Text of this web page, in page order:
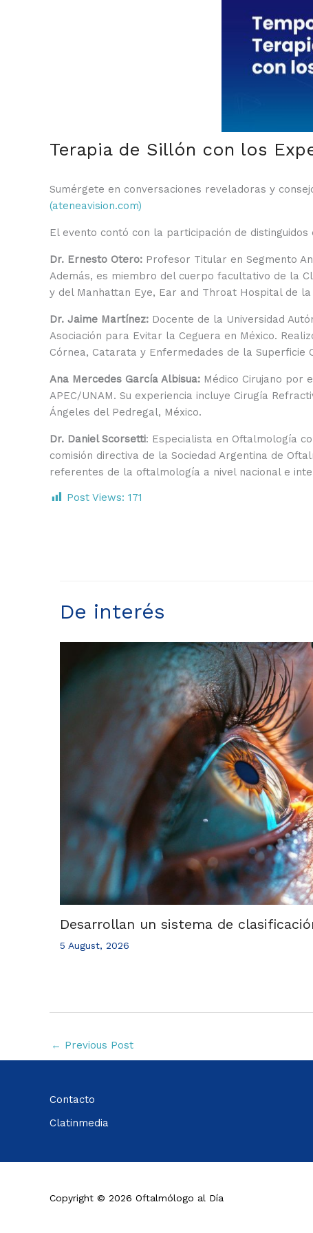
Terapia de Sillón con los
Sumérgete en conversaciones reveladoras y
(ateneavision.com)
El evento contó con la participación de
Dr. Ernesto Otero: Profesor Titular en Segmento
Además, es miembro del cuerpo facultativo de la
y del Manhattan Eye, Ear and Throat Hospital de la
Dr. Jaime Martínez: Docente de la Universidad
Asociación para Evitar la Ceguera en México.
Córnea, Catarata y Enfermedades de la Superficie
Ana Mercedes García Albisua: Médico Cirujano por
APEC/UNAM. Su experiencia incluye Cirugía
Ángeles del Pedregal, México.
Dr. Daniel Scorsetti: Especialista en Oftalmología
comisión directiva de la Sociedad Argentina de
referentes de la oftalmología a nivel nacional e
Post Views: 171
De interés
Desarrollan un sistema de
5 August, 2026
← Previous Post
Contacto
Clatinmedia
Copyright © 2026 Oftalmólogo al Día